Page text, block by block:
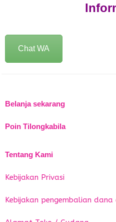
Chat WA
Belanja sekarang
Poin Tilongkabila
Tentang Kami
Kebijakan Privasi
Kebijakan pengembalian